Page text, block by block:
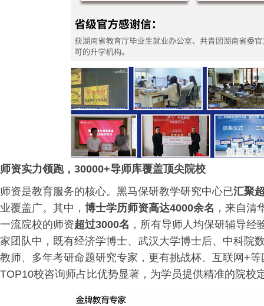
师资实力领跑，30000+导师库覆盖顶尖院校
师资是教育服务的核心。黑马保研教学研究中心已汇聚
业覆盖广。其中， 博士学历师资高达4000余名 ，来自清
一流院校的师资超过3000名 ，所有导师人均保研辅导
家团队中，既有经济学博士、武汉大学博士后、中科院
教师、多年考研命题研究专家，更有挑战杯、互联网+
TOP10校咨询师占比优势显著，为学员提供精准的院校